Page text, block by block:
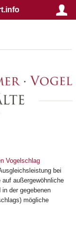
Vogelschlag
bei
außergewöhnliche
der gegebenen
mögliche